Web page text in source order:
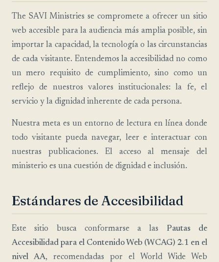
The SAVI Ministries se compromete a ofrecer un sitio
web accesible para la audiencia más amplia posible, sin
importar la capacidad, la tecnología o las circunstancias
de cada visitante. Entendemos la accesibilidad no como
un mero requisito de cumplimiento, sino como un
reflejo de nuestros valores institucionales: la fe, el
servicio y la dignidad inherente de cada persona.
Nuestra meta es un entorno de lectura en línea donde
todo visitante pueda navegar, leer e interactuar con
nuestras publicaciones. El acceso al mensaje del
ministerio es una cuestión de dignidad e inclusión.
Estándares de Accesibilidad
Este sitio busca conformarse a las Pautas de
Accesibilidad para el Contenido Web (WCAG) 2.1 en el
nivel AA, recomendadas por el World Wide Web